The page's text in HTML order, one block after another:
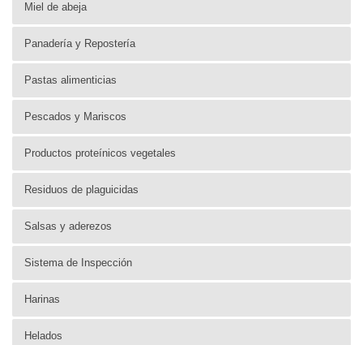
Miel de abeja
Panadería y Repostería
Pastas alimenticias
Pescados y Mariscos
Productos proteínicos vegetales
Residuos de plaguicidas
Salsas y aderezos
Sistema de Inspección
Harinas
Helados